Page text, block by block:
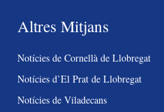
Altres Mitjans
Notícies de Cornellà de Llobregat
Notícies d’El Prat de Llobregat
Notícies de Viladecans